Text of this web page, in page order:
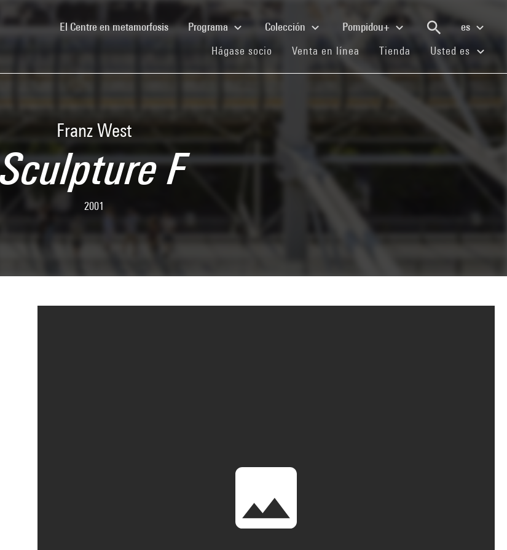
El Centre en metamorfosis(current)Programa Colección Pompidou+
es
Hágase socio (current)
Venta en línea (current)
Tienda (current)
Usted es
Franz West
Sculpture F
2001